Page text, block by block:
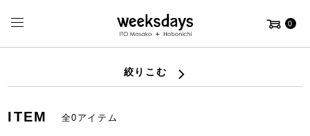
0
絞りこむ
ITEM 全0アイテム